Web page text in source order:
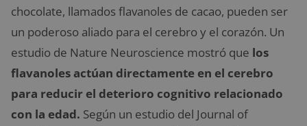
chocolate, llamados flavanoles de cacao, pueden ser
un poderoso aliado para el cerebro y el corazón. Un
estudio de Nature Neuroscience mostró que los
flavanoles actúan directamente en el cerebro
para reducir el deterioro cognitivo relacionado
con la edad. Según un estudio del Journal of